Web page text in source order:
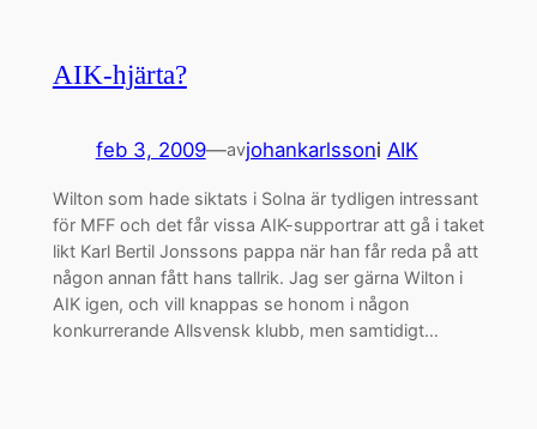
AIK-hjärta?
feb 3, 2009—avjohankarlssoni AIK
Wilton som hade siktats i Solna är tydligen intressant
för MFF och det får vissa AIK-supportrar att gå i taket
likt Karl Bertil Jonssons pappa när han får reda på att
någon annan fått hans tallrik. Jag ser gärna Wilton i
AIK igen, och vill knappas se honom i någon
konkurrerande Allsvensk klubb, men samtidigt…